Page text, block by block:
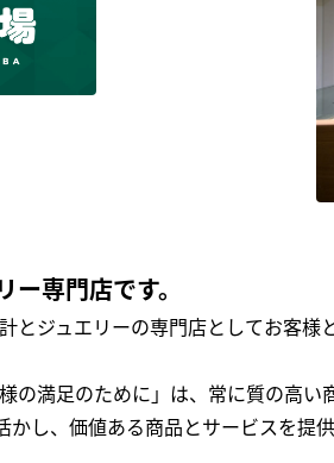
専門店です。
ジュエリーの専門店としてお客
の満足のために」は、常に質の高
し、価値ある商品とサービスを提